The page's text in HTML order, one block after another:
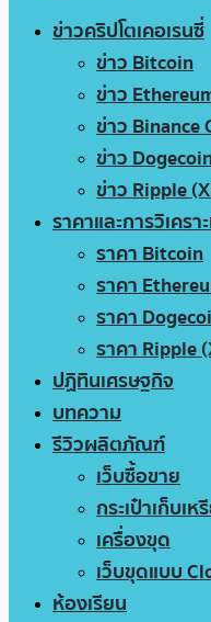
ข่าวคริปโตเคอเรนซี่
ข่าว Bitcoin
ข่าว
ข่าว Binance
ข่าว
ข่าว Ripple
ราคาและการวิเครา
ราคา Bitcoin
ราคา
ราคา
ราคา Ripple
ปฏิทินเศรษฐกิจ
บทความ
รีวิวผลิตภัณฑ์
เว็บซื้อขาย
กระเป๋าเก็บเ
เครื่องขุด
เว็บขุดแบบ
ห้องเรียน